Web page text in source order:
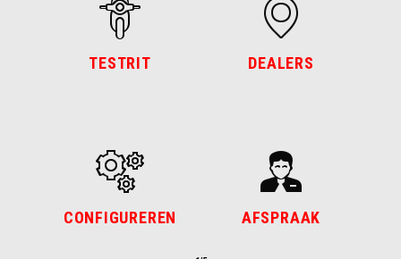
TESTRIT DEALERS
CONFIGUREREN AFSPRAAK